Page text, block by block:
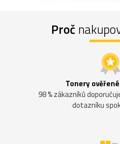
Proč
Tonery
98 % zákazníků
dotazníku